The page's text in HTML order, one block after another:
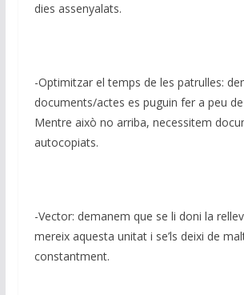
dies assenyalats.
-Optimitzar el temps de les patrulles:
documents/actes es puguin fer a peu
Mentre això no arriba, necessitem
autocopiats.
-Vector: demanem que se li doni la
mereix aquesta unitat i se’ls deixi de
constantment.